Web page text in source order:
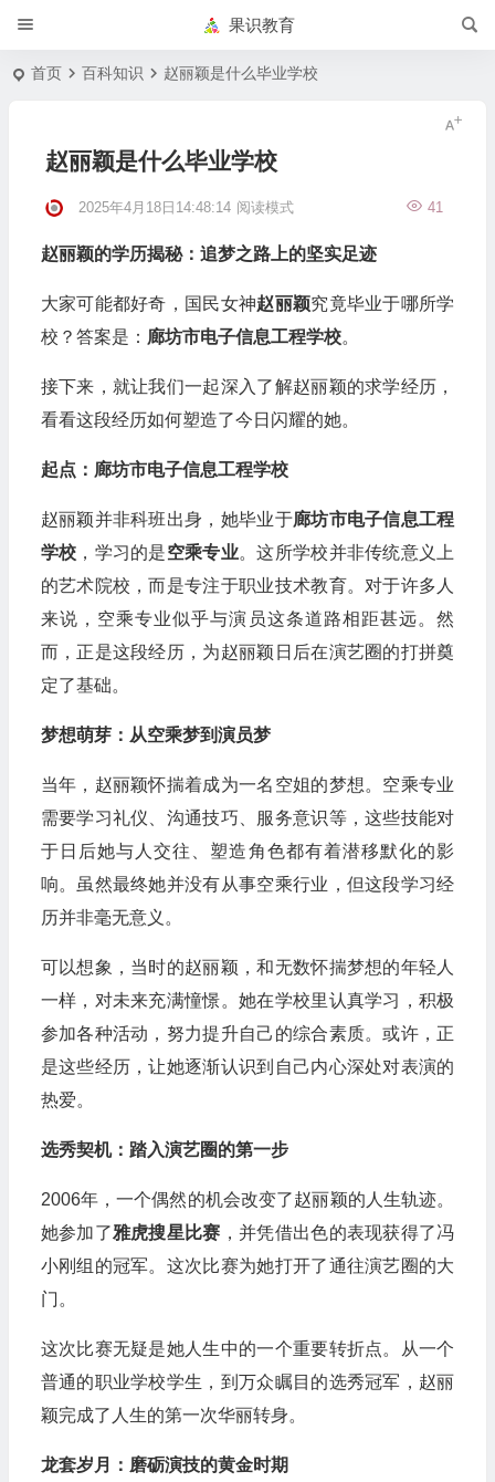
果识教育
首页 百科知识 赵丽颖是什么毕业学校
赵丽颖是什么毕业学校
2025年4月18日14:48:14 41
阅读模式
赵丽颖的学历揭秘：追梦之路上的坚实足迹
大家可能都好奇，国民女神赵丽颖究竟毕业于哪所学
校？答案是： 廊坊市电子信息工程学校。
接下来，就让我们一起深入了解赵丽颖的求学经历，
看看这段经历如何塑造了今日闪耀的她。
起点：廊坊市电子信息工程学校
赵丽颖并非科班出身，她毕业于廊坊市电子信息工程
学校 ，学习的是空乘专业。这所学校并非传统意义上
的艺术院校，而是专注于职业技术教育。对于许多人
来说，空乘专业似乎与演员这条道路相距甚远。然
而，正是这段经历，为赵丽颖日后在演艺圈的打拼奠
定了基础。
梦想萌芽：从空乘梦到演员梦
当年，赵丽颖怀揣着成为一名空姐的梦想。空乘专业
需要学习礼仪、沟通技巧、服务意识等，这些技能对
于日后她与人交往、塑造角色都有着潜移默化的影
响。虽然最终她并没有从事空乘行业，但这段学习经
历并非毫无意义。
可以想象，当时的赵丽颖，和无数怀揣梦想的年轻人
一样，对未来充满憧憬。她在学校里认真学习，积极
参加各种活动，努力提升自己的综合素质。或许，正
是这些经历，让她逐渐认识到自己内心深处对表演的
热爱。
选秀契机：踏入演艺圈的第一步
2006年，一个偶然的机会改变了赵丽颖的人生轨迹。
她参加了雅虎搜星比赛 ，并凭借出色的表现获得了冯
小刚组的冠军。这次比赛为她打开了通往演艺圈的大
门。
这次比赛无疑是她人生中的一个重要转折点。从一个
普通的职业学校学生，到万众瞩目的选秀冠军，赵丽
颖完成了人生的第一次华丽转身。
龙套岁月：磨砺演技的黄金时期